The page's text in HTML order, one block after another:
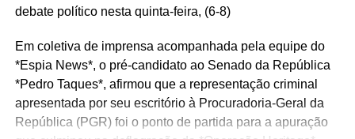
debate político nesta quinta-feira, (6-8)
Em coletiva de imprensa acompanhada pela equipe do
*Espia News*, o pré-candidato ao Senado da República
*Pedro Taques*, afirmou que a representação criminal
apresentada por seu escritório à Procuradoria-Geral da
República (PGR) foi o ponto de partida para a apuração